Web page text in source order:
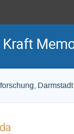
Darmstadt